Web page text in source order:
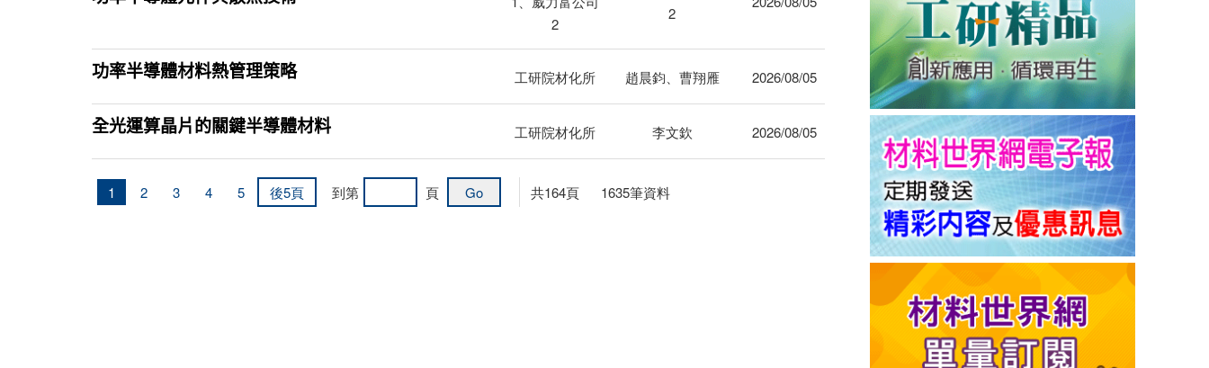
2
2
功率半導體材料熱管理策略 工研院材化所 趙晨鈞、曹翔雁 2026/08/05
全光運算晶片的關鍵半導體材料 工研院材化所 李文欽 2026/08/05
1 2 3 4 5 後5頁 到第 頁 共164頁 1635筆資料